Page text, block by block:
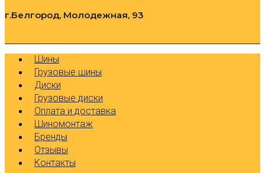
г.Белгород, Молодежная, 93
Шины
Грузовые шины
Диски
Грузовые диски
Оплата и доставка
Шиномонтаж
Бренды
Отзывы
Контакты